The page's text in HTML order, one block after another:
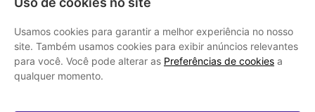
Usamos cookies para garantir a melhor experiência no nosso
site. Também usamos cookies para exibir anúncios relevantes
para você. Você pode alterar as Preferências de cookies a
qualquer momento.